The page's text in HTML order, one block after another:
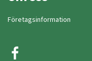
Företagsinformation